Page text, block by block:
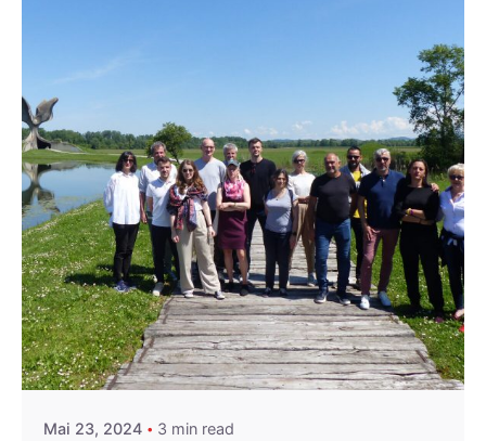
Posted by
admin
Mai 23, 2024 3 min read